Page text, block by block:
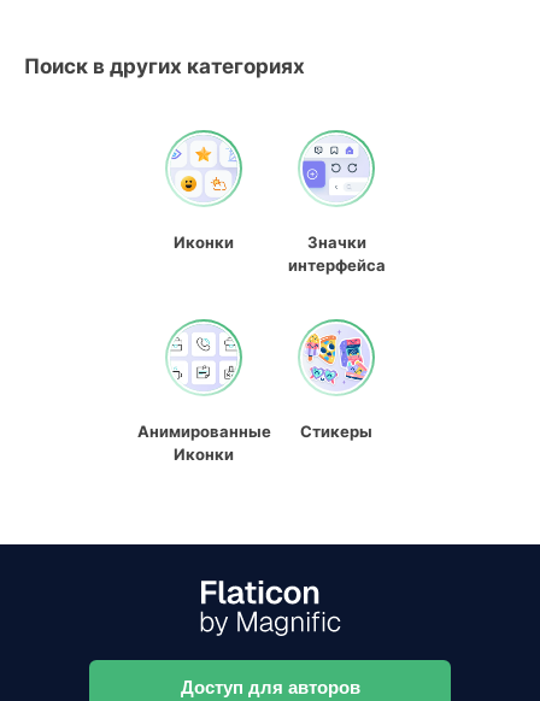
Поиск в других категориях
Иконки
Значки
интерфейса
Анимированные
Иконки
Стикеры
Доступ для авторов